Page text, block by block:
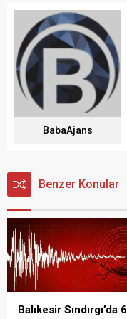
BabaAjans
Benzer Konular
Balıkesir Sındırgı’da